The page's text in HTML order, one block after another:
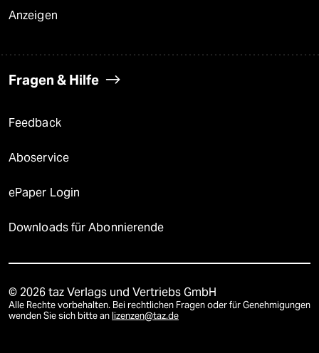
Anzeigen
Fragen & Hilfe
Feedback
Aboservice
ePaper Login
Downloads für Abonnierende
© 2026 taz Verlags und Vertriebs GmbH
Alle Rechte vorbehalten. Bei rechtlichen Fragen oder für Genehmigungen
wenden Sie sich bitte an lizenzen@taz.de